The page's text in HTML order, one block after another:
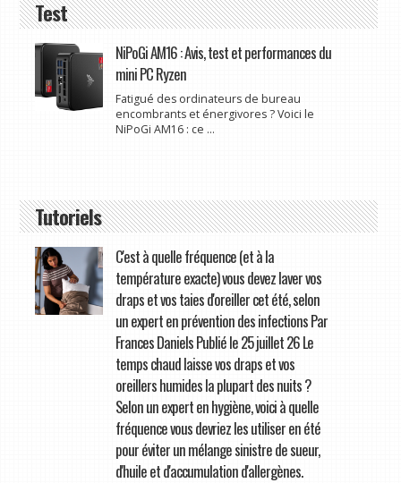
Test
NiPoGi AM16 : Avis, test et performances du
mini PC Ryzen
Fatigué des ordinateurs de bureau
encombrants et énergivores ? Voici le
NiPoGi AM16 : ce ...
Tutoriels
C'est à quelle fréquence (et à la
température exacte) vous devez laver vos
draps et vos taies d'oreiller cet été, selon
un expert en prévention des infections Par
Frances Daniels Publié le 25 juillet 26 Le
temps chaud laisse vos draps et vos
oreillers humides la plupart des nuits ?
Selon un expert en hygiène, voici à quelle
fréquence vous devriez les utiliser en été
pour éviter un mélange sinistre de sueur,
d'huile et d'accumulation d'allergènes.